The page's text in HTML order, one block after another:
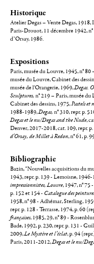
Historique
Atelier Degas – Vente Degas, 1918,
Paris-Drouot, 11 décembre 1942,
d’Orsay, 1986.
Expositions
Paris, musée du Louvre, 1945, n°
musée du Louvre, Cabinet des
musée de l'Orangerie, 1969,Degas.
Sculptures, n° 219 – Paris, musée
Cabinet des dessins, 1975,Pastels et
1988-1989,Degas, n° 310, repr. p.
Degas et le nu/Degas and the Nude,
Denver, 2017-2018, cat. 109, repr.
d'Orsay, de Millet à Redon, n° 61, p.
Bibliographie
Bazin, "Nouvelles acquisitions du
1943, repr. p. 139 - Lemoisne,
impressionnistes, Louvre, 1947, n° 75
p. 152 et 154 - Catalogue des
1958, n° 98 - Adhémar, Sterling,
repr. p. 128 - Terrasse, 1974, p. 60
françaises, 1985, 29, n° 89 -
Bade, 1992, p. 230, repr. p. 131 -
2009,Le Mystère et l’éclat, p. 94
Paris, 2011-2012,Degas et le nu/